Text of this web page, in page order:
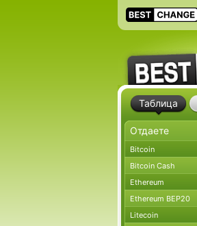
Таблица
Bitcoin
Bitcoin Cash
Ethereum
Ethereum BEP20
Litecoin